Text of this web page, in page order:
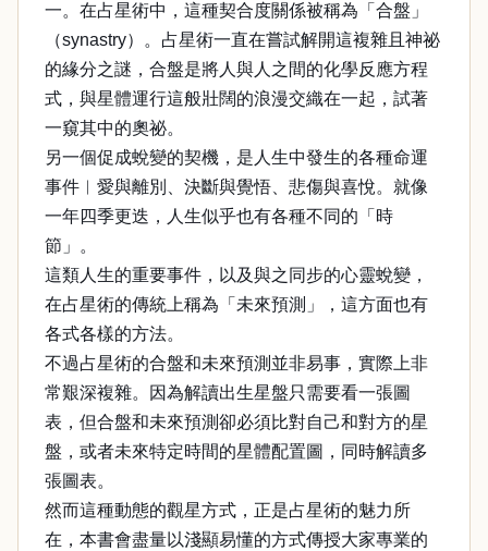
一。在占星術中，這種契合度關係被稱為「合盤」
（synastry）。占星術一直在嘗試解開這複雜且神祕
的緣分之謎，合盤是將人與人之間的化學反應方程
式，與星體運行這般壯闊的浪漫交織在一起，試著
一窺其中的奧祕。
另一個促成蛻變的契機，是人生中發生的各種命運
事件︱愛與離別、決斷與覺悟、悲傷與喜悅。就像
一年四季更迭，人生似乎也有各種不同的「時
節」。
這類人生的重要事件，以及與之同步的心靈蛻變，
在占星術的傳統上稱為「未來預測」，這方面也有
各式各樣的方法。
不過占星術的合盤和未來預測並非易事，實際上非
常艱深複雜。因為解讀出生星盤只需要看一張圖
表，但合盤和未來預測卻必須比對自己和對方的星
盤，或者未來特定時間的星體配置圖，同時解讀多
張圖表。
然而這種動態的觀星方式，正是占星術的魅力所
在，本書會盡量以淺顯易懂的方式傳授大家專業的